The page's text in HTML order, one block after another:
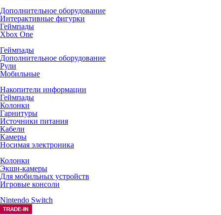
Дополнительное оборудование
Интерактивные фигурки
Геймпады
Xbox One
Геймпады
Дополнительное оборудование
Рули
Мобильные
Накопители информации
Геймпады
Колонки
Гарнитуры
Источники питания
Кабели
Камеры
Носимая электроника
Колонки
Экшн-камеры
Для мобильных устройств
Игровые консоли
Nintendo Switch